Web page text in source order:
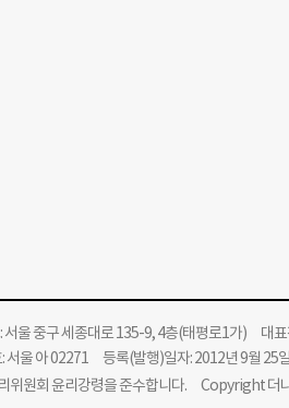
울 중구 세종대로 135-9, 4층(태평로1가) 대
서울 아 02271 등록(발행)일자: 2012년 9월
위원회 윤리강령을 준수합니다. Copyright 더